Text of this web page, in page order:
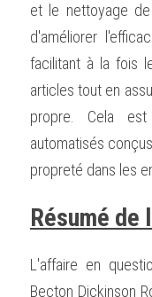
et le nettoyage de
d'améliorer
facilitant à la fois
articles tout en
propre. Cela
automatisés
propreté dans les
Résumé de
L'affaire en
Becton Dickinson